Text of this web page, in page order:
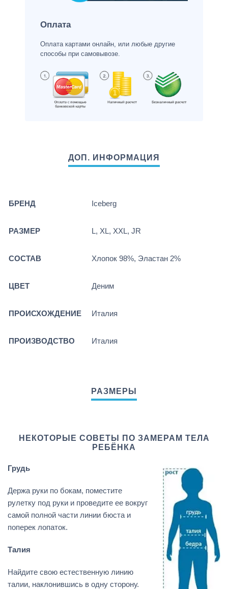
Оплата
Оплата картами онлайн, или любые другие
способы при самовывозе.
БРЕНД Iceberg
РАЗМЕР L, XL, XXL, JR
СОСТАВ Хлопок 98%, Эластан 2%
ЦВЕТ Деним
ПРОИСХОЖДЕНИЕ Италия
ПРОИЗВОДСТВО Италия
НЕКОТОРЫЕ СОВЕТЫ ПО ЗАМЕРАМ ТЕЛА
РЕБЁНКА
Грудь
Держа руки по бокам, поместите
рулетку под руки и проведите ее вокруг
самой полной части линии бюста и
поперек лопаток.
Талия
Найдите свою естественную линию
талии, наклонившись в одну сторону.